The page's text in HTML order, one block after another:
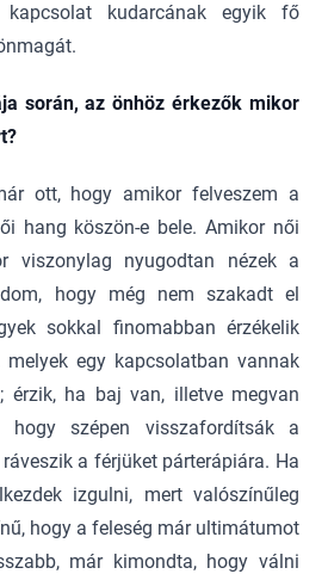
kudarcának egyik fő
során, az önhöz érkezők mikor
ott, hogy amikor felveszem a
hang köszön-e bele. Amikor női
viszonylag nyugodtan nézek a
hogy még nem szakadt el
sokkal finomabban érzékelik
melyek egy kapcsolatban vannak
érzik, ha baj van, illetve megvan
hogy szépen visszafordítsák a
a férjüket párterápiára. Ha
izgulni, mert valószínűleg
hogy a feleség már ultimátumot
már kimondta, hogy válni